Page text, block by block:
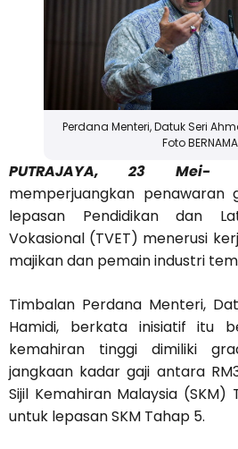
Perdana Menteri, Datuk Seri
Foto BERNAMA
PUTRAJAYA, 23 Mei-
memperjuangkan penawaran
lepasan Pendidikan dan
Vokasional (TVET) menerusi
majikan dan pemain industri
Timbalan Perdana Menteri,
Hamidi, berkata inisiatif itu
kemahiran tinggi dimiliki
jangkaan kadar gaji antara
Sijil Kemahiran Malaysia (SKM)
untuk lepasan SKM Tahap 5.